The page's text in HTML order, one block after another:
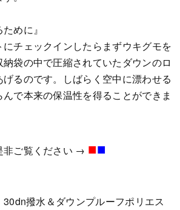
めに』
チェックインしたらまずウキグモを
袋の中で圧縮されていたダウンのロ
るのです。しばらく空中に漂わせる
で本来の保温性を得ることができま
非ご覧ください → ■■
30dn撥水＆ダウンプルーフポリエス